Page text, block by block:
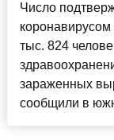
Число
тыс. 824
зараженных
сообщили в